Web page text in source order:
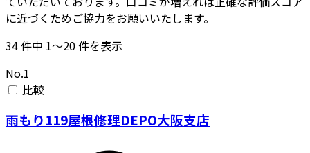
に近づくためご協力をお願いいたします。
34件中 1〜20件を表示
No.1
比較
雨もり119屋根修理DEPO大阪支店